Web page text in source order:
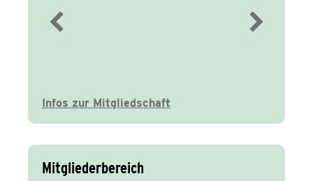
Infos zur Mitgliedschaft
Mitgliederbereich